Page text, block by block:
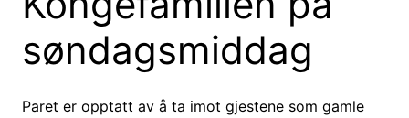
søndagsmiddag
Paret er opptatt av å ta imot gjestene som gamle